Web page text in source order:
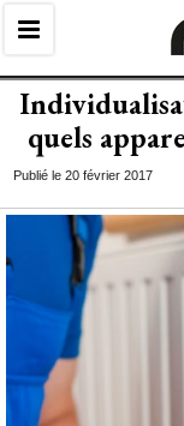
quels
Publié le 20 février 2017